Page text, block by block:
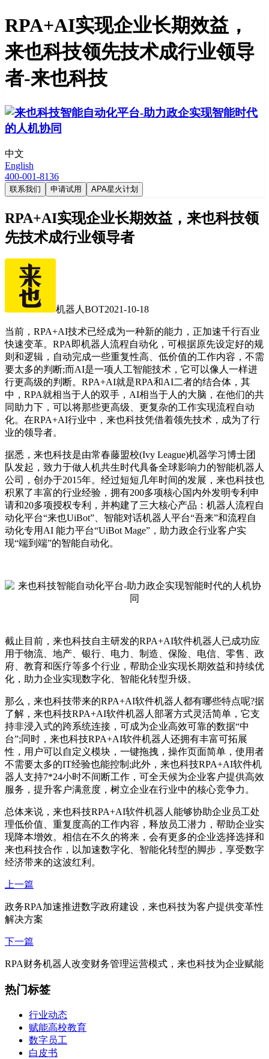
RPA+AI实现企业长期效益，
来也科技领先技术成行业领导
者-来也科技
中文
English
400-001-8136
联系我们 申请试用 APA星火计划
RPA+AI实现企业长期效益，来也科技领
先技术成行业领导者
机器人BOT2021-10-18
当前，RPA+AI技术已经成为一种新的能力，正加速千行百业
快速变革。RPA即机器人流程自动化，可根据原先设定好的规
则和逻辑，自动完成一些重复性高、低价值的工作内容，不需
要太多的判断;而AI是一项人工智能技术，它可以像人一样进
行更高级的判断。RPA+AI就是RPA和AI二者的结合体，其
中，RPA就相当于人的双手，AI相当于人的大脑，在他们的共
同助力下，可以将那些更高级、更复杂的工作实现流程自动
化。在RPA+AI行业中，来也科技凭借着领先技术，成为了行
业的领导者。
据悉，来也科技是由常春藤盟校(Ivy League)机器学习博士团
队发起，致力于做人机共生时代具备全球影响力的智能机器人
公司，创办于2015年。经过短短几年时间的发展，来也科技也
积累了丰富的行业经验，拥有200多项核心国内外发明专利申
请和20多项授权专利，并构建了三大核心产品：机器人流程自
动化平台“来也UiBot”、智能对话机器人平台“吾来”和流程自
动化专用AI 能力平台“UiBot Mage”，助力政企行业客户实
现“端到端”的智能自动化。
截止目前，来也科技自主研发的RPA+AI软件机器人已成功应
用于物流、地产、银行、电力、制造、保险、电信、零售、政
府、教育和医疗等多个行业，帮助企业实现长期效益和持续优
化，助力企业实现数字化、智能化转型升级。
那么，来也科技带来的RPA+AI软件机器人都有哪些特点呢?据
了解，来也科技RPA+AI软件机器人部署方式灵活简单，它支
持非浸入式的跨系统连接，可成为企业高效可靠的数据“中
台”;同时，来也科技RPA+AI软件机器人还拥有丰富可拓展
性，用户可以自定义模块，一键拖拽，操作页面简单，使用者
不需要太多的IT经验也能控制;此外，来也科技RPA+AI软件机
器人支持7*24小时不间断工作，可全天候为企业客户提供高效
服务，提升客户满意度，树立企业在行业中的核心竞争力。
总体来说，来也科技RPA+AI软件机器人能够协助企业员工处
理低价值、重复度高的工作内容，释放员工潜力，帮助企业实
现降本增效。相信在不久的将来，会有更多的企业选择选择和
来也科技合作，以加速数字化、智能化转型的脚步，享受数字
经济带来的这波红利。
上一篇
政务RPA加速推进数字政府建设，来也科技为客户提供变革性
解决方案
下一篇
RPA财务机器人改变财务管理运营模式，来也科技为企业赋能
热门标签
行业动态
赋能高校教育
数字员工
白皮书